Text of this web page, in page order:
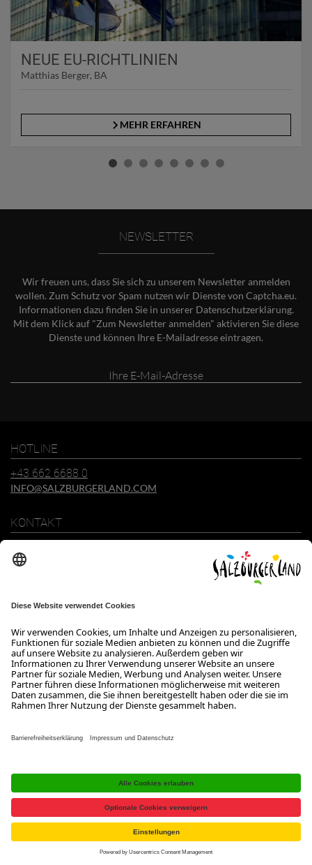
NEUE EU-RICHTLINIEN
Matthias Berger, BA
MEHR ERFAHREN
NEWSLETTER
Wir freuen uns, dass Sie sich zu unserem Newsletter anmelden
wollen. Zum Schutz vor Spam nutzen wir Dienste von Captcha.eu.
Informationen dazu finden Sie in unserer Datenschutzerklärung.
Mit dem Klick auf "Zum Newsletter anmelden" aktivieren Sie diese
Dienste und können Ihre E-Mailadresse eintragen.
HOTLINE
+43 662 6688 0
INFO@SALZBURGERLAND.COM
KONTAKT
+43 662 6688 0
ÖFFNUNGSZEITEN
Wir freuen uns auf Ihre Anfrage!
Gerne stehen wir Ihnen von Montag bis Donnerstag von 08:00 bis
Datenschutzerklärung
Barrierefreiheitserklärung B2B
Jobs